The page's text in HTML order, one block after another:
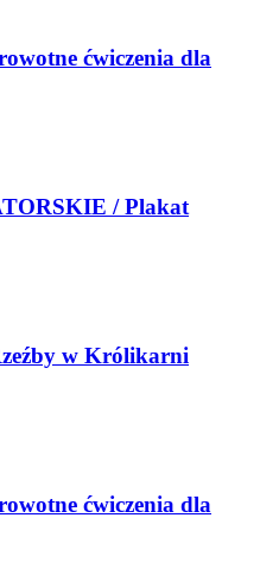
ćwiczenia dla
/ Plakat
w Królikarni
ćwiczenia dla